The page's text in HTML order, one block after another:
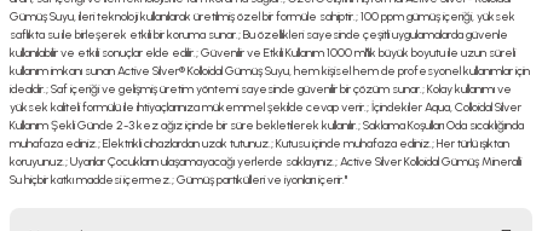
Gümüş Suyu, ileri teknoloji kullanılarak üretilmiş özel bir formüle sahiptir.; 100 ppm gümüş içeriği, yüksek
saflıkta su ile birleşerek etkili bir koruma sunar.; Bu özellikleri sayesinde çeşitli uygulamalarda güvenle
kullanılabilir ve etkili sonuçlar elde edilir.; Güvenilir ve Etkili Kullanım 1000 ml'lik büyük boyutu ile uzun süreli
kullanım imkanı sunan Active Silver® Kolloidal Gümüş Suyu, hem kişisel hem de profesyonel kullanımlar için
idealdir.; Saf içeriği ve gelişmiş üretim yöntemi sayesinde güvenilir bir çözüm sunar.; Kolay kullanımı ve
yüksek kaliteli formülü ile ihtiyaçlarınıza mükemmel şekilde cevap verir.; İçindekiler Aqua, Colloidal Silver
Kullanım Şekli Günde 2-3 kez ağız içinde bir süre bekletilerek kullanılır.; Saklama Koşulları Oda sıcaklığında
muhafaza ediniz.; Elektrikli cihazlardan uzak tutunuz.; Kutusu içinde muhafaza ediniz.; Her türlü ışıktan
koruyunuz.; Uyarılar Çocukların ulaşamayacağı yerlerde saklayınız.; Active Silver Kolloidal Gümüş Mineralli
Su hiçbir katkı maddesi içermez.; Gümüş partikülleri ve iyonları içerir."